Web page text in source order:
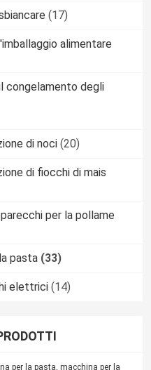
(17)
alimentare
congelamento degli
di noci (20)
di fiocchi di mais
per la pollame
pasta (33)
elettrici (14)
per la pasta, macchina per la